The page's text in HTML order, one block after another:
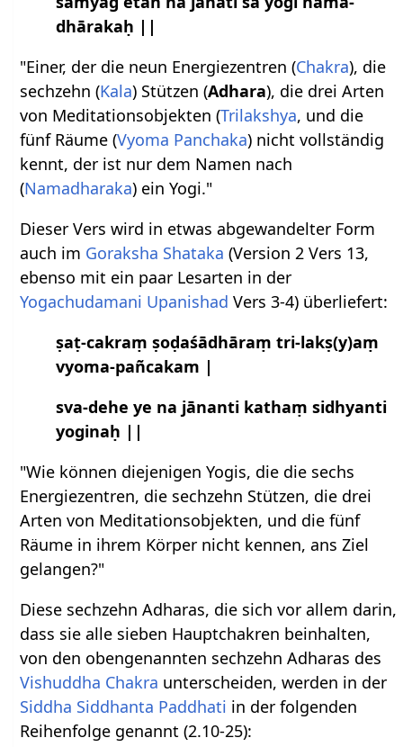
dhārakaḥ ||
"Einer, der die neun Energiezentren (Chakra), die
sechzehn (Kala) Stützen (Adhara), die drei Arten
von Meditationsobjekten (Trilakshya, und die
fünf Räume (Vyoma Panchaka) nicht vollständig
kennt, der ist nur dem Namen nach
(Namadharaka) ein Yogi."
Dieser Vers wird in etwas abgewandelter Form
auch im Goraksha Shataka (Version 2 Vers 13,
ebenso mit ein paar Lesarten in der
Yogachudamani Upanishad Vers 3-4) überliefert:
ṣaṭ-cakraṃ ṣoḍaśādhāraṃ tri-lakṣ(y)aṃ
vyoma-pañcakam |
sva-dehe ye na jānanti kathaṃ sidhyanti
yoginaḥ ||
"Wie können diejenigen Yogis, die die sechs
Energiezentren, die sechzehn Stützen, die drei
Arten von Meditationsobjekten, und die fünf
Räume in ihrem Körper nicht kennen, ans Ziel
gelangen?"
Diese sechzehn Adharas, die sich vor allem darin,
dass sie alle sieben Hauptchakren beinhalten,
von den obengenannten sechzehn Adharas des
Vishuddha Chakra unterscheiden, werden in der
Siddha Siddhanta Paddhati in der folgenden
Reihenfolge genannt (2.10-25):